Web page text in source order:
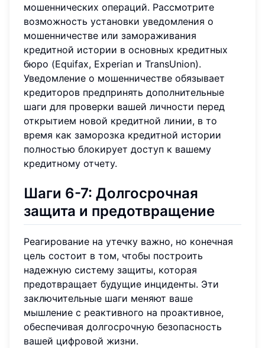
мошеннических операций. Рассмотрите
возможность установки уведомления о
мошенничестве или замораживания
кредитной истории в основных кредитных
бюро (Equifax, Experian и TransUnion).
Уведомление о мошенничестве обязывает
кредиторов предпринять дополнительные
шаги для проверки вашей личности перед
открытием новой кредитной линии, в то
время как заморозка кредитной истории
полностью блокирует доступ к вашему
кредитному отчету.
Шаги 6-7: Долгосрочная
защита и предотвращение
Реагирование на утечку важно, но конечная
цель состоит в том, чтобы построить
надежную систему защиты, которая
предотвращает будущие инциденты. Эти
заключительные шаги меняют ваше
мышление с реактивного на проактивное,
обеспечивая долгосрочную безопасность
вашей цифровой жизни.